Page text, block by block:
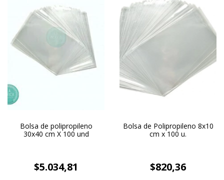
Bolsa de polipropileno
30x40 cm X 100 und
$5.034,81
Bolsa de Polipropileno 8x10
cm x 100 u.
$820,36